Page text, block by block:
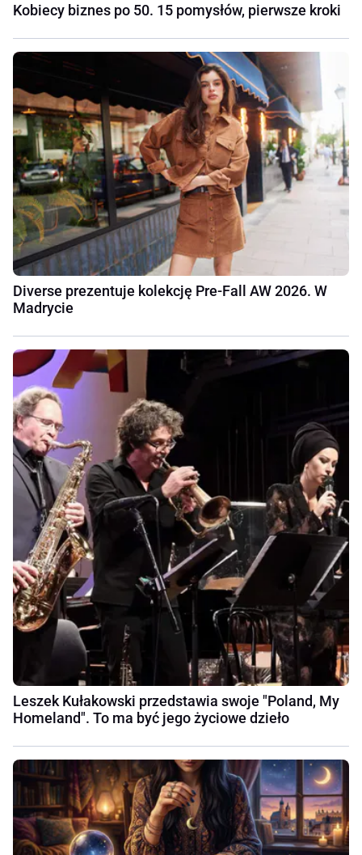
Kobiecy biznes po 50. 15 pomysłów, pierwsze kroki
Diverse prezentuje kolekcję Pre-Fall AW 2026. W
Madrycie
Leszek Kułakowski przedstawia swoje "Poland, My
Homeland". To ma być jego życiowe dzieło